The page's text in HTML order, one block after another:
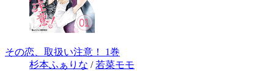
その恋、取扱い注意！ 1巻
杉本ふぁりな / 若菜モモ